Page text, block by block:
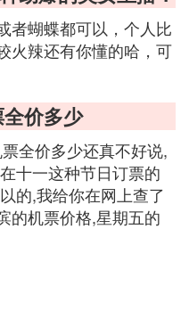
者蝴蝶都可以，个人比
火辣还有你懂的哈，可
价多少
全价多少还真不好说,
十一这种节日订票的
的,我给你在网上查了
的机票价格,星期五的